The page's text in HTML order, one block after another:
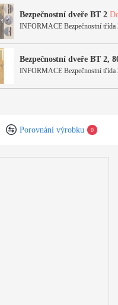
Bezpečnostní dveře BT 2
INFORMACE Bezpečnostní třída
Bezpečnostní dveře BT 2,
INFORMACE Bezpečnostní třída
Porovnání výrobku 0